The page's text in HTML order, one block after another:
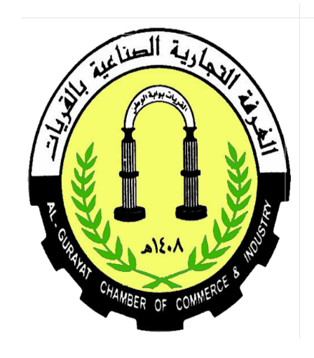
ناشطة في مجتمع الأعمال نجحت في ملء...